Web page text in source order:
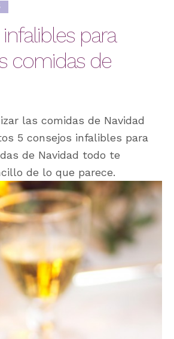
para
comidas de
las comidas de Navidad
5 consejos infalibles para
de Navidad todo te
de lo que parece.